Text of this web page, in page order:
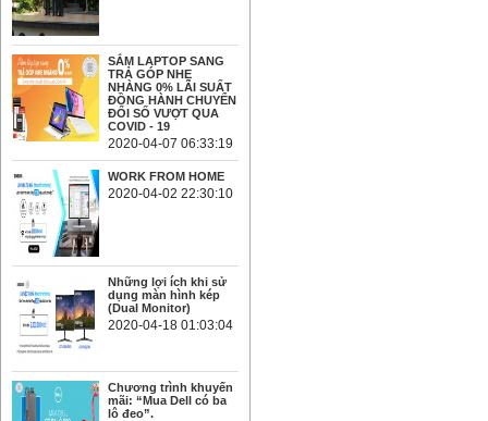
SẮM LAPTOP SANG
TRẢ GÓP NHẸ
NHÀNG 0% LÃI SUẤT
ĐỒNG HÀNH CHUYỂN
ĐỔI SỐ VƯỢT QUA
COVID - 19
2020-04-07 06:33:19
WORK FROM HOME
2020-04-02 22:30:10
Những lợi ích khi sử
dụng màn hình kép
(Dual Monitor)
2020-04-18 01:03:04
Chương trình khuyến
mãi: “Mua Dell có ba
lô đeo”.